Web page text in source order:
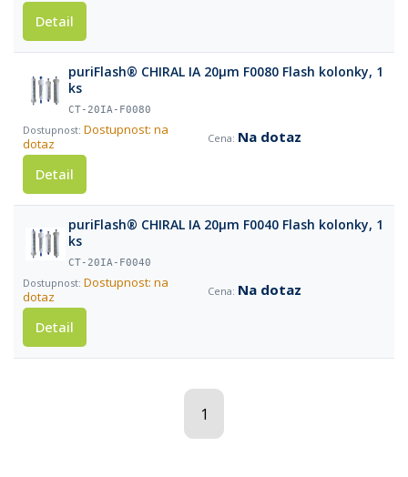
Detail
puriFlash® CHIRAL IA 20µm F0080 Flash kolonky, 1
ks
CT-20IA-F0080
Dostupnost: na
dotaz
Na dotaz
Detail
puriFlash® CHIRAL IA 20µm F0040 Flash kolonky, 1
ks
CT-20IA-F0040
Dostupnost: na
dotaz
Na dotaz
Detail
1